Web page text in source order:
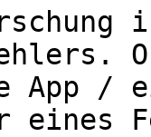
App /
eines